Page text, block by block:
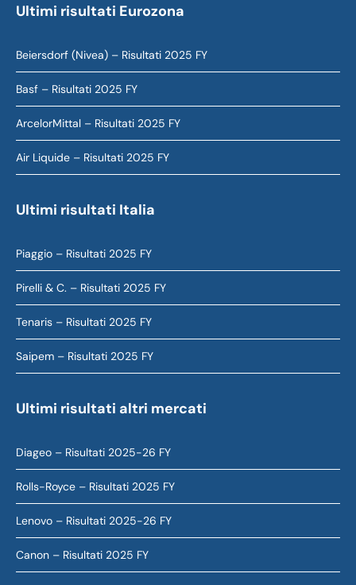
Ultimi risultati Eurozona
Beiersdorf (Nivea) – Risultati 2025 FY
Basf – Risultati 2025 FY
ArcelorMittal – Risultati 2025 FY
Air Liquide – Risultati 2025 FY
Ultimi risultati Italia
Piaggio – Risultati 2025 FY
Pirelli & C. – Risultati 2025 FY
Tenaris – Risultati 2025 FY
Saipem – Risultati 2025 FY
Ultimi risultati altri mercati
Diageo – Risultati 2025-26 FY
Rolls-Royce – Risultati 2025 FY
Lenovo – Risultati 2025-26 FY
Canon – Risultati 2025 FY